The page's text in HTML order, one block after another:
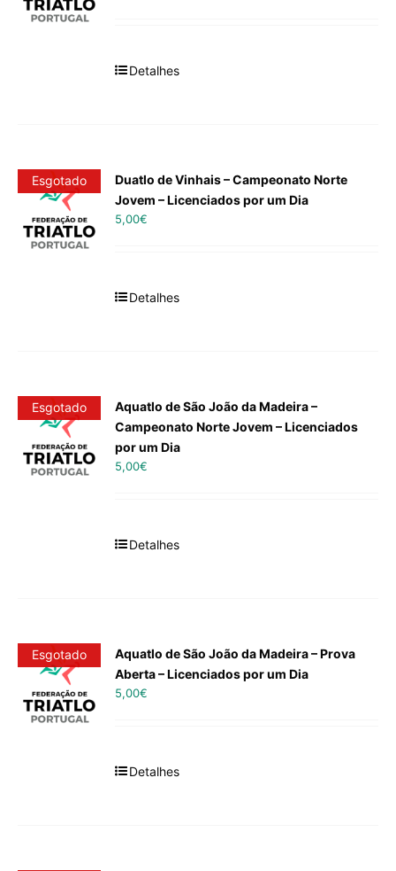
Detalhes
Esgotado
Duatlo de Vinhais – Campeonato Norte
Jovem – Licenciados por um Dia
5,00€
Detalhes
Esgotado
Aquatlo de São João da Madeira –
Campeonato Norte Jovem – Licenciados
por um Dia
5,00€
Detalhes
Esgotado
Aquatlo de São João da Madeira – Prova
Aberta – Licenciados por um Dia
5,00€
Detalhes